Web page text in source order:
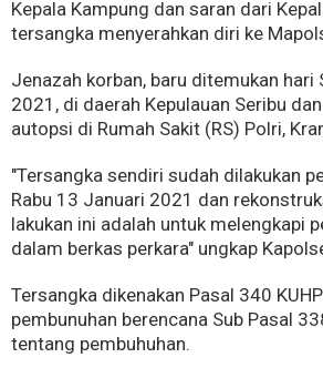
Kepala Kampung dan saran dari
tersangka menyerahkan diri ke
Jenazah korban, baru ditemukan hari
2021, di daerah Kepulauan Seribu
autopsi di Rumah Sakit (RS) Polri,
"Tersangka sendiri sudah dilakukan
Rabu 13 Januari 2021 dan
lakukan ini adalah untuk melengkapi
dalam berkas perkara" ungkap
Tersangka dikenakan Pasal 340
pembunuhan berencana Sub Pasal
tentang pembuhuhan.